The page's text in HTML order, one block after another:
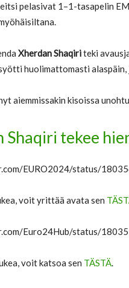
pelasivat 1–1-tasapelin
Xherdan Shaqiriteki
huolimattomasti alaspäin,
aiemmissakin kisoissa
Shaqiri tekee
EURO2024/status/
voit yrittää avata sen
Euro24Hub/status/
voit katsoa sen TÄSTÄ.